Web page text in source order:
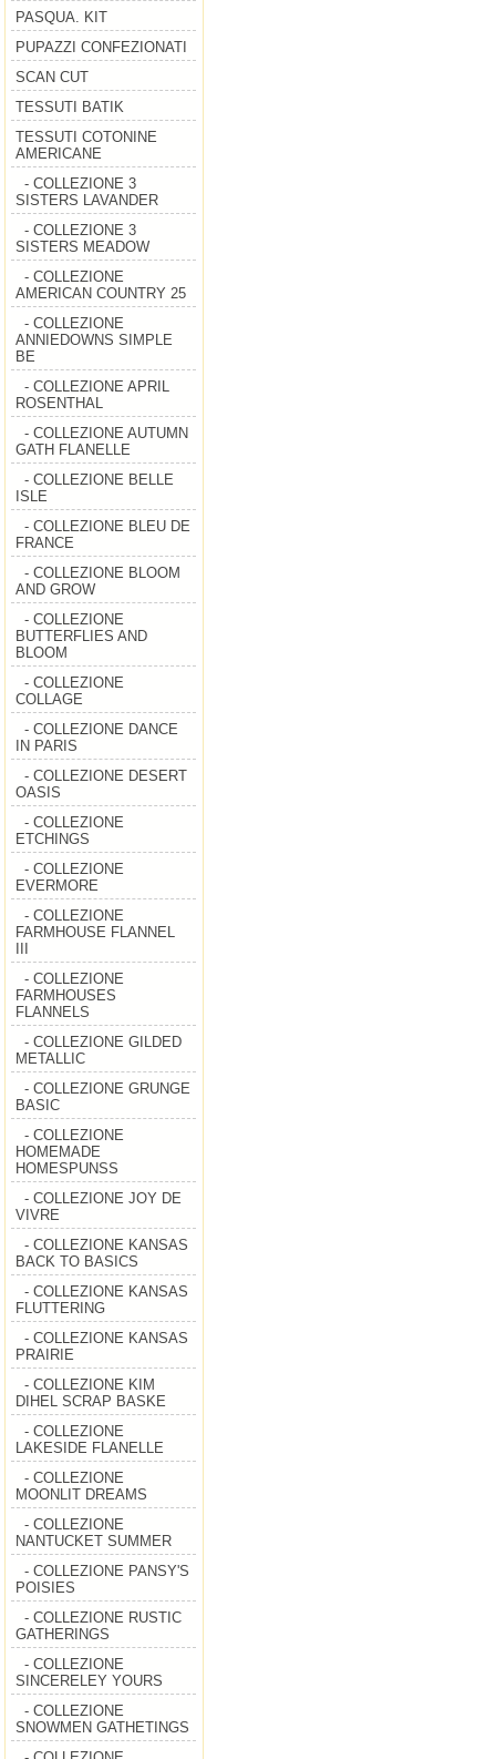
PASQUA. KIT
PUPAZZI CONFEZIONATI
SCAN CUT
TESSUTI BATIK
TESSUTI COTONINE
AMERICANE
- COLLEZIONE 3
SISTERS LAVANDER
- COLLEZIONE 3
SISTERS MEADOW
- COLLEZIONE
AMERICAN COUNTRY 25
- COLLEZIONE
ANNIEDOWNS SIMPLE
BE
- COLLEZIONE APRIL
ROSENTHAL
- COLLEZIONE AUTUMN
GATH FLANELLE
- COLLEZIONE BELLE
ISLE
- COLLEZIONE BLEU DE
FRANCE
- COLLEZIONE BLOOM
AND GROW
- COLLEZIONE
BUTTERFLIES AND
BLOOM
- COLLEZIONE
COLLAGE
- COLLEZIONE DANCE
IN PARIS
- COLLEZIONE DESERT
OASIS
- COLLEZIONE
ETCHINGS
- COLLEZIONE
EVERMORE
- COLLEZIONE
FARMHOUSE FLANNEL
- COLLEZIONE
FARMHOUSES
FLANNELS
- COLLEZIONE GILDED
METALLIC
- COLLEZIONE GRUNGE
BASIC
- COLLEZIONE
HOMEMADE
HOMESPUNSS
- COLLEZIONE JOY DE
VIVRE
- COLLEZIONE KANSAS
BACK TO BASICS
- COLLEZIONE KANSAS
FLUTTERING
- COLLEZIONE KANSAS
PRAIRIE
- COLLEZIONE KIM
DIHEL SCRAP BASKE
- COLLEZIONE
LAKESIDE FLANELLE
- COLLEZIONE
MOONLIT DREAMS
- COLLEZIONE
NANTUCKET SUMMER
- COLLEZIONE PANSY'S
POISIES
- COLLEZIONE RUSTIC
GATHERINGS
- COLLEZIONE
SINCERELEY YOURS
- COLLEZIONE
SNOWMEN GATHETINGS